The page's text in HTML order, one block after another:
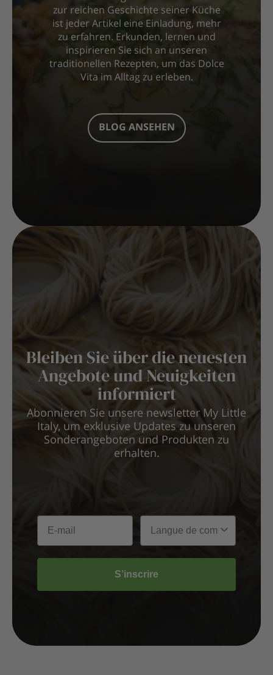
zur reichen Geschichte seiner Küche
ist jeder Artikel eine Einladung, mehr
zu erfahren. Erkunden, lernen und
inspirieren Sie sich an unseren
traditionellen Rezepten, um das Dolce
Vita im Alltag zu erleben.
BLOG ANSEHEN
Bleiben Sie über die neuesten
Angebote und Neuigkeiten
informiert
Abonnieren Sie unsere newsletter My Little
Italy, um exklusive Updates zu unseren
Sonderangeboten und Produkten zu
erhalten.
S’inscrire